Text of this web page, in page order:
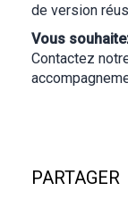
de version
Vous
Contactez
PARTAGER